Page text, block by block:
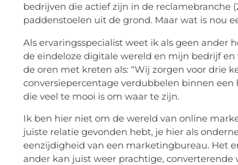
bedrijven die actief zijn in de reclamebranche
paddenstoelen uit de grond. Maar wat is nou
Als ervaringsspecialist weet ik als geen
de eindeloze digitale wereld en mijn bedrijf
de oren met kreten als: “Wij zorgen voor drie
conversiepercentage verdubbelen binnen
die veel te mooi is om waar te zijn.
Ik ben hier niet om de wereld van online
juiste relatie gevonden hebt, je hier als
eenzijdigheid van een marketingbureau. Het
ander kan juist weer prachtige,